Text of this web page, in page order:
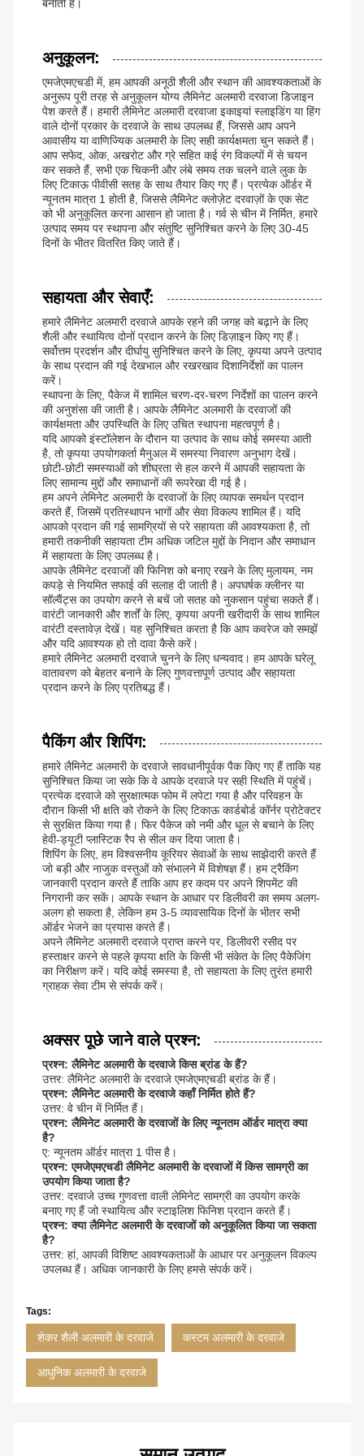
बनाती है।
अनुकूलन:
एमजेएमएचडी में, हम आपकी अनूठी शैली और स्थान की आवश्यकताओं के
अनुरूप पूरी तरह से अनुकूलन योग्य लैमिनेट अलमारी दरवाजा डिजाइन
पेश करते हैं। हमारी लैमिनेट अलमारी दरवाजा इकाइयां स्लाइडिंग या हिंग
वाले दोनों प्रकार के दरवाजे के साथ उपलब्ध हैं, जिससे आप अपने
आवासीय या वाणिज्यिक अलमारी के लिए सही कार्यक्षमता चुन सकते हैं।
आप सफेद, ओक, अखरोट और ग्रे सहित कई रंग विकल्पों में से चयन
कर सकते हैं, सभी एक चिकनी और लंबे समय तक चलने वाले लुक के
लिए टिकाऊ पीवीसी सतह के साथ तैयार किए गए हैं। प्रत्येक ऑर्डर में
न्यूनतम मात्रा 1 होती है, जिससे लैमिनेट क्लोज़ेट दरवाज़ों के एक सेट
को भी अनुकूलित करना आसान हो जाता है। गर्व से चीन में निर्मित, हमारे
उत्पाद समय पर स्थापना और संतुष्टि सुनिश्चित करने के लिए 30-45
दिनों के भीतर वितरित किए जाते हैं।
सहायता और सेवाएँ:
हमारे लैमिनेट अलमारी दरवाजे आपके रहने की जगह को बढ़ाने के लिए
शैली और स्थायित्व दोनों प्रदान करने के लिए डिज़ाइन किए गए हैं।
सर्वोत्तम प्रदर्शन और दीर्घायु सुनिश्चित करने के लिए, कृपया अपने उत्पाद
के साथ प्रदान की गई देखभाल और रखरखाव दिशानिर्देशों का पालन
करें।
स्थापना के लिए, पैकेज में शामिल चरण-दर-चरण निर्देशों का पालन करने
की अनुशंसा की जाती है। आपके लैमिनेट अलमारी के दरवाजों की
कार्यक्षमता और उपस्थिति के लिए उचित स्थापना महत्वपूर्ण है।
यदि आपको इंस्टॉलेशन के दौरान या उत्पाद के साथ कोई समस्या आती
है, तो कृपया उपयोगकर्ता मैनुअल में समस्या निवारण अनुभाग देखें।
छोटी-छोटी समस्याओं को शीघ्रता से हल करने में आपकी सहायता के
लिए सामान्य मुद्दों और समाधानों की रूपरेखा दी गई है।
हम अपने लेमिनेट अलमारी के दरवाजों के लिए व्यापक समर्थन प्रदान
करते हैं, जिसमें प्रतिस्थापन भागों और सेवा विकल्प शामिल हैं। यदि
आपको प्रदान की गई सामग्रियों से परे सहायता की आवश्यकता है, तो
हमारी तकनीकी सहायता टीम अधिक जटिल मुद्दों के निदान और समाधान
में सहायता के लिए उपलब्ध है।
आपके लैमिनेट दरवाजों की फिनिश को बनाए रखने के लिए मुलायम, नम
कपड़े से नियमित सफाई की सलाह दी जाती है। अपघर्षक क्लीनर या
सॉल्वैंट्स का उपयोग करने से बचें जो सतह को नुकसान पहुंचा सकते हैं।
वारंटी जानकारी और शर्तों के लिए, कृपया अपनी खरीदारी के साथ शामिल
वारंटी दस्तावेज़ देखें। यह सुनिश्चित करता है कि आप कवरेज को समझें
और यदि आवश्यक हो तो दावा कैसे करें।
हमारे लैमिनेट अलमारी दरवाजे चुनने के लिए धन्यवाद। हम आपके घरेलू
वातावरण को बेहतर बनाने के लिए गुणवत्तापूर्ण उत्पाद और सहायता
प्रदान करने के लिए प्रतिबद्ध हैं।
पैकिंग और शिपिंग:
हमारे लैमिनेट अलमारी के दरवाजे सावधानीपूर्वक पैक किए गए हैं ताकि यह
सुनिश्चित किया जा सके कि वे आपके दरवाजे पर सही स्थिति में पहुंचें।
प्रत्येक दरवाजे को सुरक्षात्मक फोम में लपेटा गया है और परिवहन के
दौरान किसी भी क्षति को रोकने के लिए टिकाऊ कार्डबोर्ड कॉर्नर प्रोटेक्टर
से सुरक्षित किया गया है। फिर पैकेज को नमी और धूल से बचाने के लिए
हेवी-ड्यूटी प्लास्टिक रैप से सील कर दिया जाता है।
शिपिंग के लिए, हम विश्वसनीय कूरियर सेवाओं के साथ साझेदारी करते हैं
जो बड़ी और नाजुक वस्तुओं को संभालने में विशेषज्ञ हैं। हम ट्रैकिंग
जानकारी प्रदान करते हैं ताकि आप हर कदम पर अपने शिपमेंट की
निगरानी कर सकें। आपके स्थान के आधार पर डिलीवरी का समय अलग-
अलग हो सकता है, लेकिन हम 3-5 व्यावसायिक दिनों के भीतर सभी
ऑर्डर भेजने का प्रयास करते हैं।
अपने लैमिनेट अलमारी दरवाजे प्राप्त करने पर, डिलीवरी रसीद पर
हस्ताक्षर करने से पहले कृपया क्षति के किसी भी संकेत के लिए पैकेजिंग
का निरीक्षण करें। यदि कोई समस्या है, तो सहायता के लिए तुरंत हमारी
ग्राहक सेवा टीम से संपर्क करें।
अक्सर पूछे जाने वाले प्रश्न:
प्रश्न: लैमिनेट अलमारी के दरवाजे किस ब्रांड के हैं?
उत्तर: लैमिनेट अलमारी के दरवाजे एमजेएमएचडी ब्रांड के हैं।
प्रश्न: लैमिनेट अलमारी के दरवाजे कहाँ निर्मित होते हैं?
उत्तर: वे चीन में निर्मित हैं।
प्रश्न: लैमिनेट अलमारी के दरवाजों के लिए न्यूनतम ऑर्डर मात्रा क्या
है?
ए: न्यूनतम ऑर्डर मात्रा 1 पीस है।
प्रश्न: एमजेएमएचडी लैमिनेट अलमारी के दरवाजों में किस सामग्री का
उपयोग किया जाता है?
उत्तर: दरवाजे उच्च गुणवत्ता वाली लेमिनेट सामग्री का उपयोग करके
बनाए गए हैं जो स्थायित्व और स्टाइलिश फिनिश प्रदान करते हैं।
प्रश्न: क्या लैमिनेट अलमारी के दरवाजों को अनुकूलित किया जा सकता
है?
उत्तर: हां, आपकी विशिष्ट आवश्यकताओं के आधार पर अनुकूलन विकल्प
उपलब्ध हैं। अधिक जानकारी के लिए हमसे संपर्क करें।
Tags:
शेकर शैली अलमारी के दरवाजे कस्टम अलमारी के दरवाजे
आधुनिक अलमारी के दरवाजे